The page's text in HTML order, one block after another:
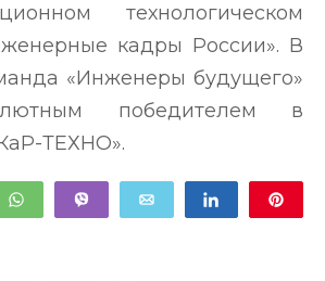
технологическом
кадры России». В
«Инженеры будущего»
победителем в
ТЕХНО».
WhatsApp Поделиться